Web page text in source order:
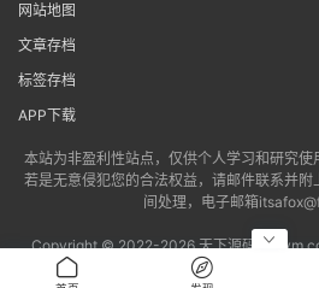
网站地图
文章存档
标签存档
APP下载
本站为非盈利性站点，仅供个人学习和研究使
若是无意侵犯您的合法权益，请邮件联系并
间处理，电子邮箱
Copyright © 2022-2026 天下源码网
2022013802号-6
蜀ICP备